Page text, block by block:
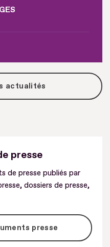
actualités
presse
de presse publiés par
dossiers de presse,
presse